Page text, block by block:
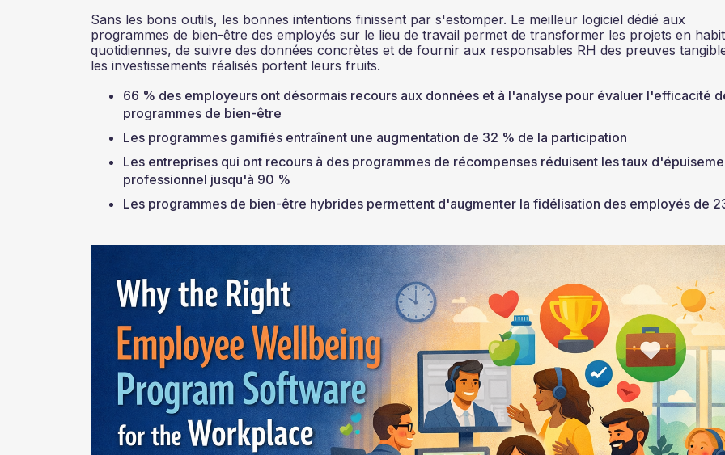
Sans les bons outils, les bonnes intentions finissent par s'estomper. Le meilleur logiciel dédié aux
programmes de bien-être des employés sur le lieu de travail permet de transformer les projets en
quotidiennes, de suivre des données concrètes et de fournir aux responsables RH des preuves
les investissements réalisés portent leurs fruits.
66 % des employeurs ont désormais recours aux données et à l'analyse pour évaluer l'efficacité
programmes de bien-être
Les programmes gamifiés entraînent une augmentation de 32 % de la participation
Les entreprises qui ont recours à des programmes de récompenses réduisent les taux
professionnel jusqu'à 90 %
Les programmes de bien-être hybrides permettent d'augmenter la fidélisation des employés de